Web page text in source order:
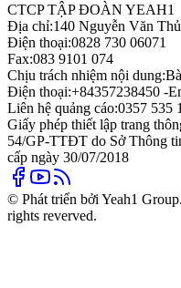
CTCP TẬP ĐOÀN YEAH1
Địa chỉ:140 Nguyễn Văn
Điện thoại:0828 730 06071
Fax:083 9101 074
Chịu trách nhiệm nội dung:
Điện thoại:+84357238450 -
Liên hệ quảng cáo:0357 535
Giấy phép thiết lập trang
54/GP-TTĐT do Sở Thông
cấp ngày 30/07/2018
© Phát triển bởi Yeah1
rights reverved.